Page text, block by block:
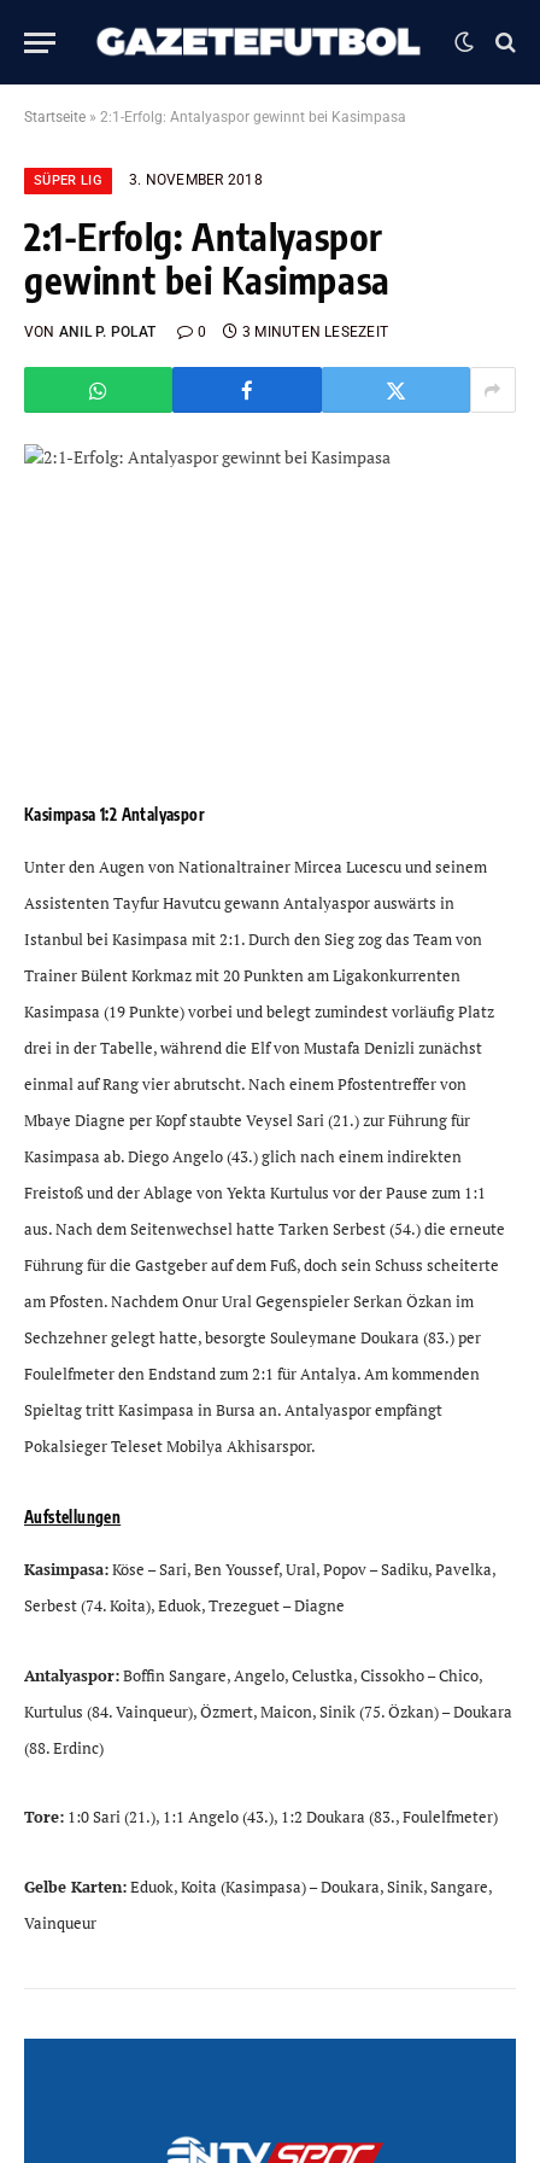
Startseite » 2:1-Erfolg: Antalyaspor gewinnt bei Kasimpasa
SÜPER LIG 3. NOVEMBER 2018
2:1-Erfolg: Antalyaspor
gewinnt bei Kasimpasa
VON ANIL P. POLAT 0 3 MINUTEN LESEZEIT
Kasimpasa 1:2 Antalyaspor
Unter den Augen von Nationaltrainer Mircea Lucescu und seinem
Assistenten Tayfur Havutcu gewann Antalyaspor auswärts in
Istanbul bei Kasimpasa mit 2:1. Durch den Sieg zog das Team von
Trainer Bülent Korkmaz mit 20 Punkten am Ligakonkurrenten
Kasimpasa (19 Punkte) vorbei und belegt zumindest vorläufig Platz
drei in der Tabelle, während die Elf von Mustafa Denizli zunächst
einmal auf Rang vier abrutscht. Nach einem Pfostentreffer von
Mbaye Diagne per Kopf staubte Veysel Sari (21.) zur Führung für
Kasimpasa ab. Diego Angelo (43.) glich nach einem indirekten
Freistoß und der Ablage von Yekta Kurtulus vor der Pause zum 1:1
aus. Nach dem Seitenwechsel hatte Tarken Serbest (54.) die erneute
Führung für die Gastgeber auf dem Fuß, doch sein Schuss scheiterte
am Pfosten. Nachdem Onur Ural Gegenspieler Serkan Özkan im
Sechzehner gelegt hatte, besorgte Souleymane Doukara (83.) per
Foulelfmeter den Endstand zum 2:1 für Antalya. Am kommenden
Spieltag tritt Kasimpasa in Bursa an. Antalyaspor empfängt
Pokalsieger Teleset Mobilya Akhisarspor.
Aufstellungen
Kasimpasa:Köse – Sari, Ben Youssef, Ural, Popov – Sadiku, Pavelka,
Serbest (74. Koita), Eduok, Trezeguet – Diagne
Antalyaspor:Boffin Sangare, Angelo, Celustka, Cissokho – Chico,
Kurtulus (84. Vainqueur), Özmert, Maicon, Sinik (75. Özkan) – Doukara
(88. Erdinc)
Tore: 1:0 Sari (21.), 1:1 Angelo (43.), 1:2 Doukara (83., Foulelfmeter)
Gelbe Karten:Eduok, Koita (Kasimpasa) – Doukara, Sinik, Sangare,
Vainqueur